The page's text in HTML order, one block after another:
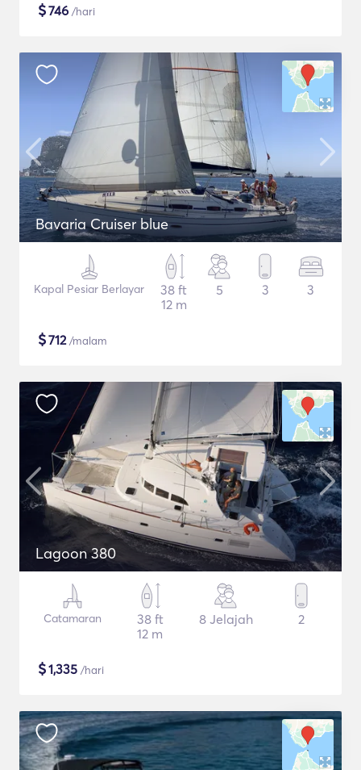
$746 /hari
Bavaria Cruiser blue
Kapal Pesiar Berlayar
38 ft
12 m
5 3 3
$712/malam
Lagoon 380
Catamaran
38 ft
12 m
8 Jelajah 2
$1,335 /hari